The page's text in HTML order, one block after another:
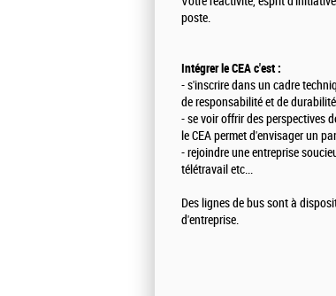
poste.
Intégrer le CEA c'est :
- s'inscrire dans un cadre
de responsabilité et de
- se voir offrir des perspectives
le CEA permet d'envisager un
- rejoindre une entreprise
télétravail etc...
Des lignes de bus sont à
d'entreprise.